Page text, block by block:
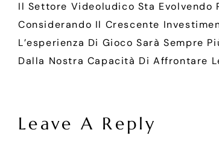
Il Settore Videoludico Sta Evolvendo
Considerando Il Crescente
L’esperienza Di Gioco Sarà Sempre
Dalla Nostra Capacità Di Affrontare
Leave A Reply